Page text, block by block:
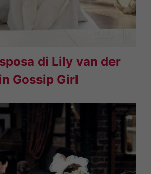
di Lily van der
Gossip Girl